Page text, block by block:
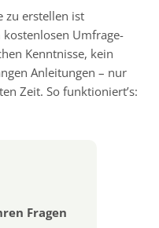
zu erstellen ist
Umfrage-
Kenntnisse, kein
Anleitungen – nur
Zeit. So funktioniert’s:
Fragen